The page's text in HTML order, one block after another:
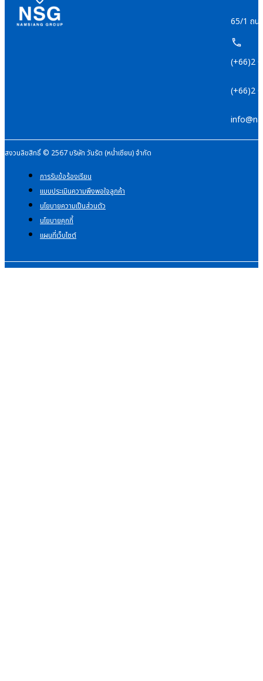
65/1 ถน
(+66)2
(+66)2
สงวนลิขสิทธิ์ © 2567 บริษัท วันรัต (หน่ำเซียน) จำกัด
การรับข้อร้องเรียน
แบบประเมินความพึงพอใจลูกค้า
นโยบายความเป็นส่วนตัว
นโยบายคุกกี้
แผนที่เว็บไซต์